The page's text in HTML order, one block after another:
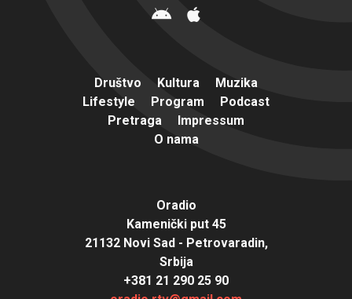
Društvo Kultura
Muzika
Lifestyle
Program
Podcast
Pretraga
Impressum
O nama
Oradio
Kamenički put 45
21132 Novi Sad - Petrovaradin,
Srbija
+381 21 290 25 90